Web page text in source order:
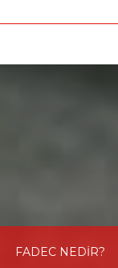
FADEC NEDİR?